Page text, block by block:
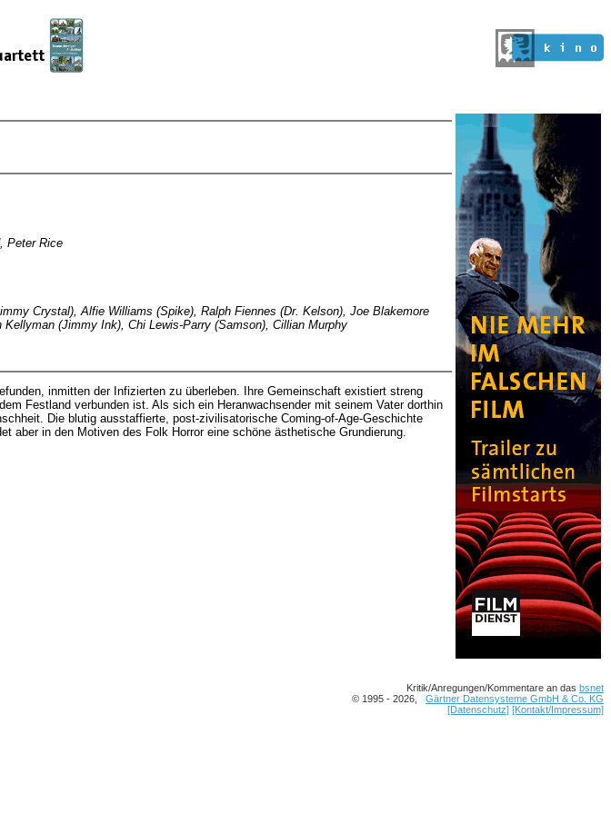
Peter Rice
Crystal), Alfie Williams (Spike), Ralph Fiennes (Dr. Kelson), Joe Blakemore
(Jimmy Ink), Chi Lewis-Parry (Samson), Cillian Murphy
inmitten der Infizierten zu überleben. Ihre Gemeinschaft existiert streng
Festland verbunden ist. Als sich ein Heranwachsender mit seinem Vater dorthin
Die blutig ausstaffierte, post-zivilisatorische Coming-of-Age-Geschichte
aber in den Motiven des Folk Horror eine schöne ästhetische Grundierung.
Kritik/Anregungen/Kommentare an das bsnet
© 1995 - 2026, Gärtner Datensysteme GmbH & Co. KG
[Datenschutz] [Kontakt/Impressum]